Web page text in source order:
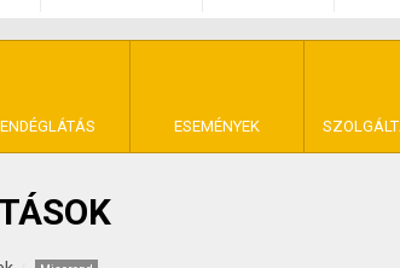
ESEMÉNYEK